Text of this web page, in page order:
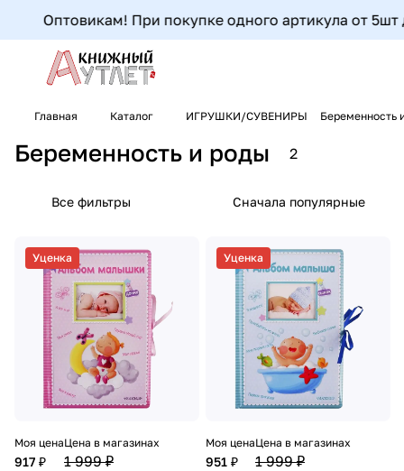
Оптовикам! При покупке одного артикула от 5шт
Главная Каталог ИГРУШКИ/СУВЕНИРЫ Беременность
Беременность и роды 2
Все фильтры Сначала популярные
Уценка
Моя цена
917 ₽
Цена в магазинах
1 999 ₽
Уценка
Моя цена
951 ₽
Цена в магазинах
1 999 ₽